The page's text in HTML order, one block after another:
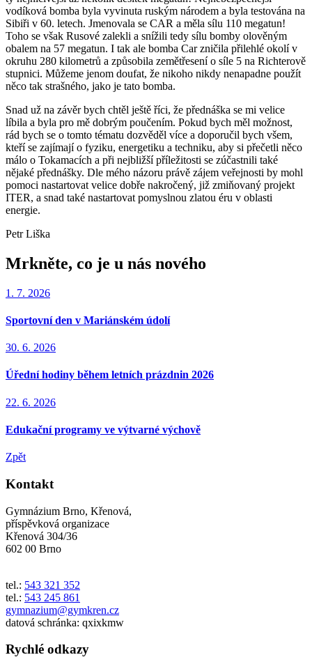
vodíková bomba byla vyvinuta ruským národem a byla testována na
Sibiři v 60. letech. Jmenovala se CAR a měla sílu 110 megatun!
Toho se však Rusové zalekli a snížili tedy sílu bomby olověným
obalem na 57 megatun. I tak ale bomba Car zničila přilehlé okolí v
okruhu 280 kilometrů a způsobila zemětřesení o síle 5 na Richterově
stupnici. Můžeme jenom doufat, že nikoho nikdy nenapadne použít
něco tak strašného, jako je tato bomba.
Snad už na závěr bych chtěl ještě říci, že přednáška se mi velice
líbila a byla pro mě dobrým poučením. Pokud bych měl možnost,
rád bych se o tomto tématu dozvěděl více a doporučil bych všem,
kteří se zajímají o fyziku, energetiku a techniku, aby si přečetli něco
málo o Tokamacích a při nejbližší příležitosti se zúčastnili také
nějaké přednášky. Dle mého názoru právě zájem veřejnosti by mohl
pomoci nastartovat velice dobře nakročený, již zmiňovaný projekt
ITER, a snad také nastartovat pomyslnou zlatou éru v oblasti
energie.
Petr Liška
Mrkněte, co je u nás nového
1. 7. 2026
Sportovní den v Mariánském údolí
30. 6. 2026
Úřední hodiny během letních prázdnin 2026
22. 6. 2026
Edukační programy ve výtvarné výchově
Zpět
Kontakt
Gymnázium Brno, Křenová,
příspěvková organizace
Křenová 304/36
602 00 Brno
tel.: 543 321 352
tel.: 543 245 861
gymnazium@gymkren.cz
datová schránka: qxixkmw
Rychlé odkazy